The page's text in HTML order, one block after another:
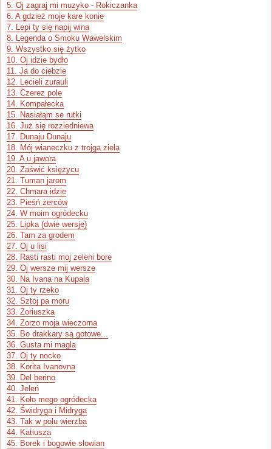
5. Oj zagraj mi muzyko - Rokiczanka
6. A gdzież moje kare konie
7. Lepi ty się napij wina
8. Legenda o Smoku Wawelskim
9. Wszystko się żytko
10. Oj idzie bydło
11. Ja do ciebzie
12. Lecieli zurauli
13. Czerez pole
14. Kompałecka
15. Nasiałąm se rutki
16. Już się rozziedniewa
17. Dunaju Dunaju
18. Mój wianeczku z trojga ziela
19. A u jawora
20. Zaświć księżycu
21. Tuman jarom
22. Chmara idzie
23. Pieśń żerców
24. W moim ogródecku
25. Lipka (dwie wersje)
26. Tam za grodem
27. Oj u lisi
28. Rasti rasti moj zeleni bore
29. Oj wersze mij wersze
30. Na Ivana na Kupala
31. Oj ty rzeko
32. Sztoj pa moru
33. Zoriuszka
34. Zorzo moja wieczorna
35. Bo drakkary są gotowe...
36. Gusta mi magla
37. Oj ty nocko
38. Korita Ivanovna
39. Del berino
40. Jeleń
41. Koło mego ogródecka
42. Świdryga i Midryga
43. Tak w polu wierzba
44. Katiusza
45. Borek i bogowie słowian